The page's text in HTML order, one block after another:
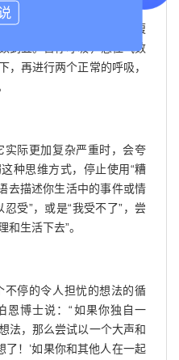
状的发展趋势。从你的腹
到五。暂停呼吸，憋住气数
，再进行两个正常的呼吸，
实际更加复杂严重时，会夸
种思维方式，停止使用“糟
去描述你生活中的事件或情
受”，或是“我受不了”，尝
和生活下去”。
不停的令人担忧的想法的循
恩博士说：“如果你独自一
法，那么尝试以一个大声和
了！’如果你和其他人在一起